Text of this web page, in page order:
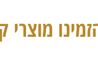
מוצרי